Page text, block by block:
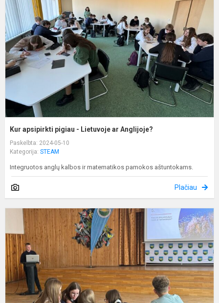
Kur apsipirkti pigiau - Lietuvoje ar Anglijoje?
Paskelbta: 2024-05-10
Kategorija: STEAM
Integruotos anglų kalbos ir matematikos pamokos aštuntokams.
Plačiau